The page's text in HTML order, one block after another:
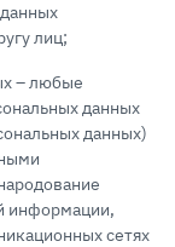
лиц;
– любые
данных
данных)
информации,
сетях